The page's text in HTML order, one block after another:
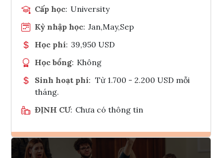
Cấp học: University
Kỳ nhập học: Jan,May,Sep
Học phí: 39,950 USD
Học bổng: Không
Sinh hoạt phí: Từ 1.700 - 2.200 USD mỗi
tháng.
ĐỊNH CƯ: Chưa có thông tin
Ghi danh